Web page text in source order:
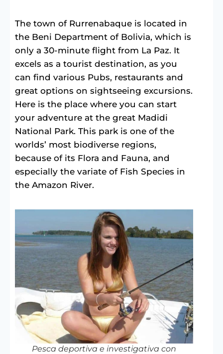
The town of Rurrenabaque is located in
the Beni Department of Bolivia, which is
only a 30-minute flight from La Paz. It
excels as a tourist destination, as you
can find various Pubs, restaurants and
great options on sightseeing excursions.
Here is the place where you can start
your adventure at the great Madidi
National Park. This park is one of the
worlds’ most biodiverse regions,
because of its Flora and Fauna, and
especially the variate of Fish Species in
the Amazon River.
Pesca deportiva e investigativa con